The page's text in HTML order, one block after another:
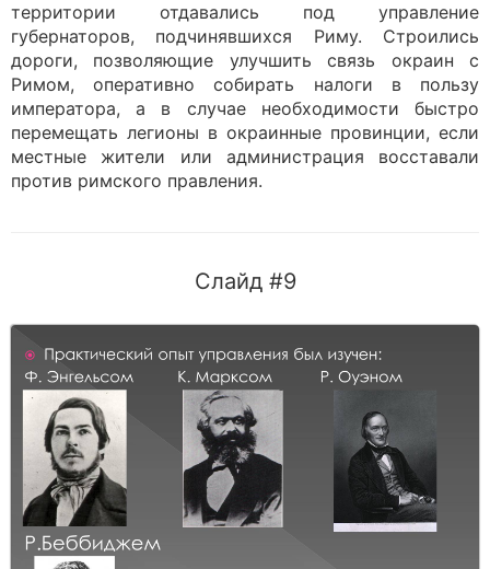
территории отдавались под управление
губернаторов, подчинявшихся Риму. Строились
дороги, позволяющие улучшить связь окраин с
Римом, оперативно собирать налоги в пользу
императора, а в случае необходимости быстро
перемещать легионы в окраинные провинции, если
местные жители или администрация восставали
против римского правления.
Слайд #9